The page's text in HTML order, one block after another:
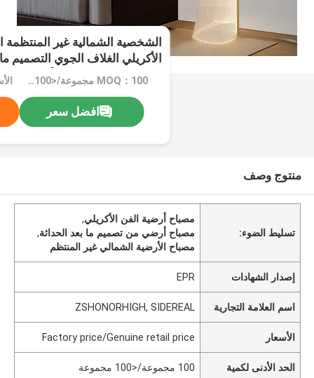
الشخصية الشمالية غير المنتظمة
الأكريلي الغلاف الجوي التصميم
الإضاءة الموجة دليل الأريكة
MOQ：100 مجموعة/<100 مجموعة
افضل سعر
منتوج وصف
تسليط الضوء:
مصباح أرضية الفن الأكريلي,
مصباح أرضي من تصميم ما بعد الحداثة,
مصباح الأرضية الشمالي غير المنتظم
إصدار الشهادات EPR
اسم العلامة التجارية ZSHONORHIGH, SIDEREAL
الأسعار Factory price/Genuine retail price
الحد الأدنى لكمية 100 مجموعة/<100 مجموعة